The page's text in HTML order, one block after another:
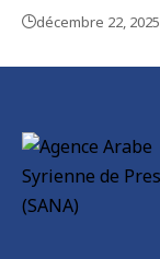
décembre 22, 2025